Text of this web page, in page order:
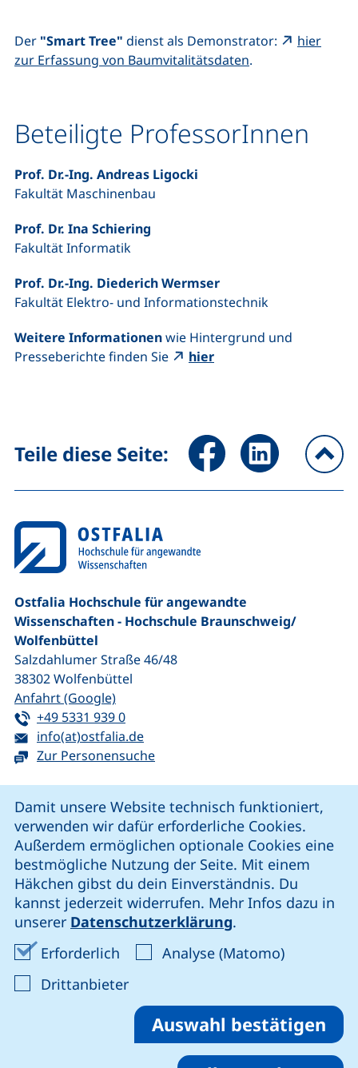
Damit unsere Website technisch funktioniert,
verwenden wir dafür erforderliche Cookies.
Außerdem ermöglichen optionale Cookies eine
bestmögliche Nutzung der Seite. Mit einem
Häkchen gibst du dein Einverständnis. Du
kannst jederzeit widerrufen. Mehr Infos dazu in
unserer Datenschutzerklärung.
Erforderlich Erforderliche Cookies akzeptieren
Analyse (Matomo)Analyse-
Drittanbieter: Cookies von Drittanbieter
Auswahl bestätigen
Der "Smart Tree" dienst als Demonstrator:
hier
zur Erfassung von Baumvitalitätsdaten(externer Link,
.
Beteiligte ProfessorInnen
Prof. Dr.-Ing. Andreas Ligocki
Fakultät Maschinenbau
Prof. Dr. Ina Schiering
Fakultät Informatik
Prof. Dr.-Ing. Diederich Wermser
Fakultät Elektro- und Informationstechnik
Weitere Informationenwie Hintergrund und
Presseberichte finden Sie
hier(externer Link, öffnet
Teile diese Seite: Seite über Facebook teilen
Seite über
Ostfalia Hochschule für angewandte
Wissenschaften - Hochschule Braunschweig/​
Wolfenbüttel
Salzdahlumer Straße 46/48
38302Wolfenbüttel
Anfahrt (Google)(externer Link, öffnet neues Fenster)
Tel:
+49 5331 939 0(startet einen Telefonanruf, wenn Ihr
E-Mail:
info(at)ostfalia.de(öffnet Ihr E-Mail-Programm)
Zur Personensuche
unsere Facebook-Seite (externer Link, öffnet neues
unsere LinkedIn-Seite (externer Link, öffnet
unsere Instagram-Seite (externer Link,
unsere YouTube-Seite (externer
Cookie-Einstellungen
Impressum
Datenschutz
Erklärung zur Barrierefreiheit